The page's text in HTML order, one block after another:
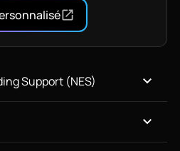
Support (NES)